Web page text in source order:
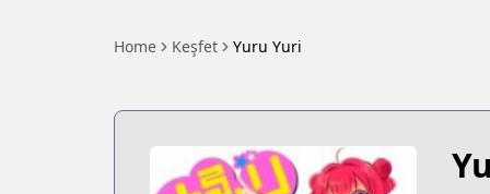
Home Keşfet Yuru Yuri